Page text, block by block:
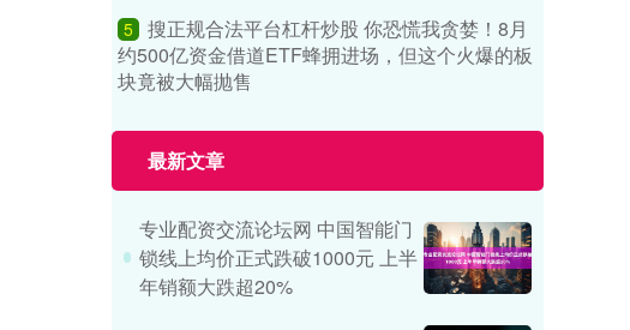
5 搜正规合法平台杠杆炒股 你恐慌我贪婪！8月
约500亿资金借道ETF蜂拥进场，但这个火爆的板
块竟被大幅抛售
最新文章
专业配资交流论坛网 中国智能门
锁线上均价正式跌破1000元 上半
年销额大跌超20%